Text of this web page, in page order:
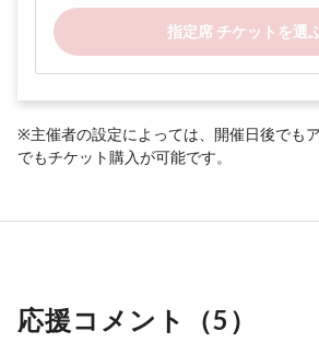
指定席 チケットを選
※主催者の設定によっては、開催日後でも
でもチケット購入が可能です。
応援コメント（5 ）